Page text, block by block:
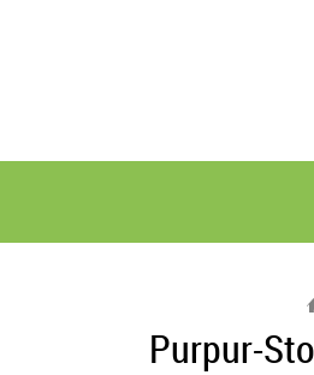
Purpur-